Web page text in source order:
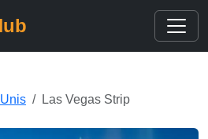
Las Vegas Strip